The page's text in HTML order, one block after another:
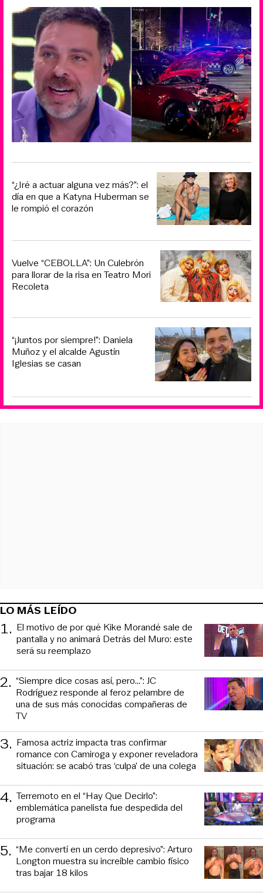
“¿Iré a actuar alguna vez más?”: el
día en que a Katyna Huberman se
le rompió el corazón
Vuelve “CEBOLLA”: Un Culebrón
para llorar de la risa en Teatro Mori
Recoleta
“¡Juntos por siempre!”: Daniela
Muñoz y el alcalde Agustín
Iglesias se casan
LO MÁS LEÍDO
1. El motivo de por qué Kike Morandé sale de
pantalla y no animará Detrás del Muro: este
será su reemplazo
2. “Siempre dice cosas así, pero...”: JC
Rodríguez responde al feroz pelambre de
una de sus más conocidas compañeras de
TV
3. Famosa actriz impacta tras confirmar
romance con Camiroga y exponer reveladora
situación: se acabó tras ‘culpa’ de una colega
4. Terremoto en el “Hay Que Decirlo”:
emblemática panelista fue despedida del
programa
5. “Me convertí en un cerdo depresivo”: Arturo
Longton muestra su increíble cambio físico
tras bajar 18 kilos